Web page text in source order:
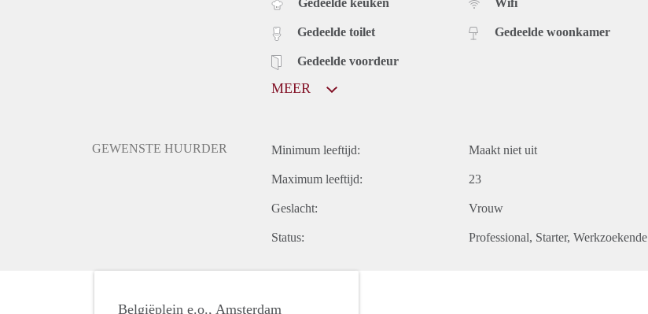
Gedeelde keuken
Gedeelde toilet
Gedeelde voordeur
Wifi
Gedeelde woonkamer
MEER
GEWENSTE HUURDER Minimum leeftijd: Maakt niet uit
Maximum leeftijd: 23
Geslacht: Vrouw
Status: Professional Starter Werkzoekende
Belgiëplein e.o., Amsterdam